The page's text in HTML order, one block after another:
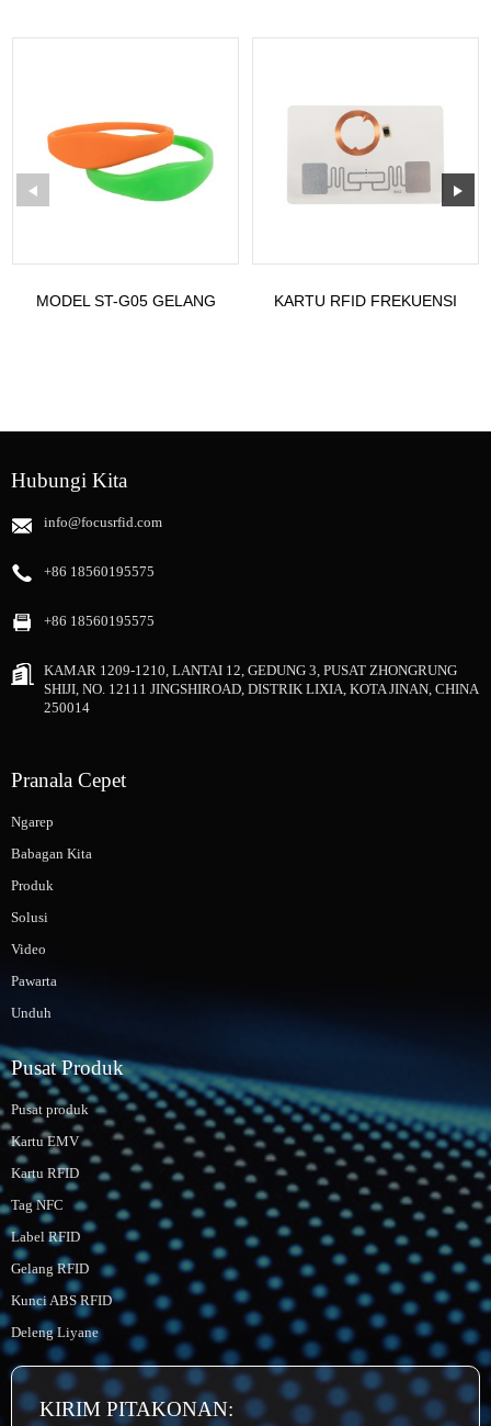
MODEL ST-G05 GELANG
KARTU RFID FREKUENSI
Hubungi Kita
info@focusrfid.com
+86 18560195575
+86 18560195575
KAMAR 1209-1210, LANTAI 12, GEDUNG 3, PUSAT ZHONGRUNG
SHIJI, NO. 12111 JINGSHIROAD, DISTRIK LIXIA, KOTA JINAN, CHINA
250014
Pranala Cepet
Ngarep
Babagan Kita
Produk
Solusi
Video
Pawarta
Unduh
Pusat Produk
Pusat produk
Kartu EMV
Kartu RFID
Tag NFC
Label RFID
Gelang RFID
Kunci ABS RFID
Deleng Liyane
KIRIM PITAKONAN: